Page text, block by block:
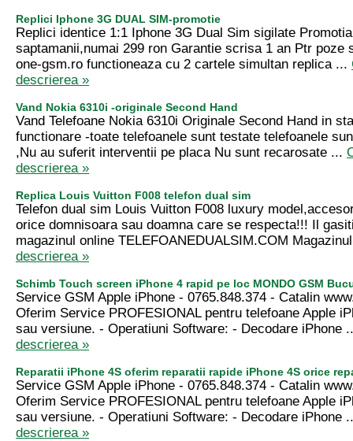
Replici Iphone 3G DUAL SIM-promotie
Replici identice 1:1 Iphone 3G Dual Sim sigilate Promotia
saptamanii,numai 299 ron Garantie scrisa 1 an Ptr poze
one-gsm.ro functioneaza cu 2 cartele simultan replica ...
descrierea »
Vand Nokia 6310i -originale Second Hand
Vand Telefoane Nokia 6310i Originale Second Hand in
functionare -toate telefoanele sunt testate telefoanele
,Nu au suferit interventii pe placa Nu sunt recarosate ...
descrierea »
Replica Louis Vuitton F008 telefon dual sim
Telefon dual sim Louis Vuitton F008 luxury
orice domnisoara sau doamna care se respecta!!! Il
magazinul online TELEFOANEDUALSIM.COM
descrierea »
Schimb Touch screen iPhone 4 rapid pe loc MONDO GSM
Service GSM Apple iPhone - 0765.848.374 - Catalin
Oferim Service PROFESIONAL pentru telefoane Apple
sau versiune. - Operatiuni Software: - Decodare iPhone
descrierea »
Reparatii iPhone 4S oferim reparatii rapide iPhone 4S orice
Service GSM Apple iPhone - 0765.848.374 - Catalin
Oferim Service PROFESIONAL pentru telefoane Apple
sau versiune. - Operatiuni Software: - Decodare iPhone
descrierea »